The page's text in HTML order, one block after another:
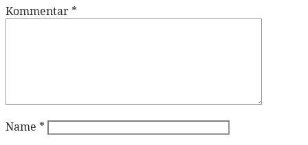
Kommentar *
Name *